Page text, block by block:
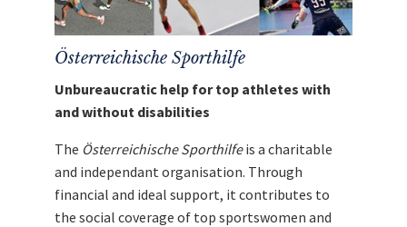
Anmerkung: Ein Versand bis Weihnachten
kann nicht garantiert werden.
Hinweis:Bitte bezahlen Sie unmittelbar
nach Auktionsende per PayPal oder
Sofortüberweisung, um eine
schnellstmögliche Abwicklung zu
Mit den Erlös dieser Auktion unterstützen wir
dieÖsterreichische Sporthilfe .
Österreichische Sporthilfe
Unbureaucratic help for top athletes with
and without disabilities
The Österreichische Sporthilfeis a charitable
and independant organisation. Through
financial and ideal support, it contributes to
the social coverage of top sportswomen and